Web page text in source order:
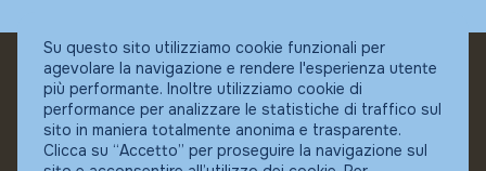
© Fundstore
Collocatore autorizzato:
Banca Ifigest SpA
P.Iva: 04337180485
Su questo sito utilizziamo cookie funzionali per
agevolare la navigazione e rendere l'esperienza utente
più performante. Inoltre utilizziamo cookie di
performance per analizzare le statistiche di traffico sul
sito in maniera totalmente anonima e trasparente.
Clicca su “Accetto” per proseguire la navigazione sul